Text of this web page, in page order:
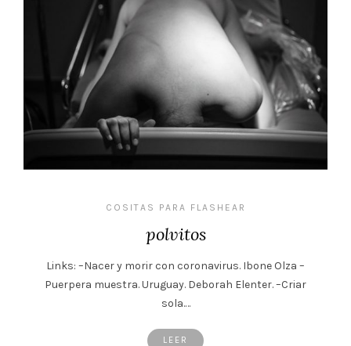
COSITAS PARA FLASHEAR
polvitos
Links: –Nacer y morir con coronavirus. Ibone Olza –
Puerpera muestra. Uruguay. Deborah Elenter. –Criar
sola.…
LEER